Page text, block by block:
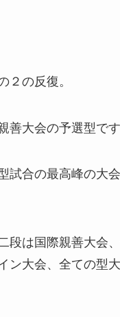
２の反復。
善大会の予選型です
試合の最高峰の大
段は国際親善大会
ン大会、全ての型